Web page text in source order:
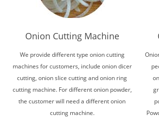
Onion Cutting Machine
We provide different type onion cutting
machines for customers, include onion dicer
cutting, onion slice cutting and onion ring
cutting machine. For different onion powder,
the customer will need a different onion
cutting machine.